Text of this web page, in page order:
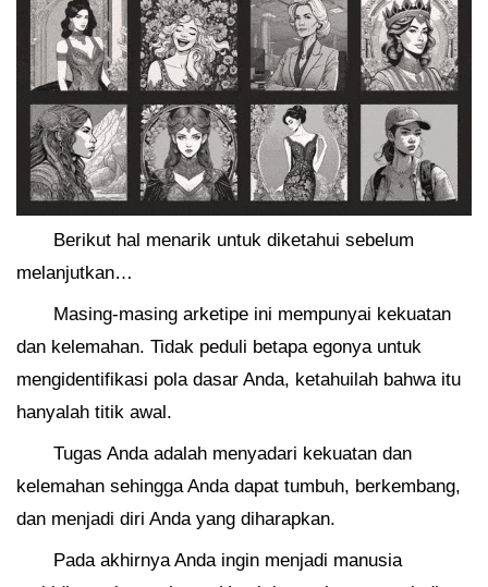
Berikut hal menarik untuk diketahui sebelum
melanjutkan…
Masing-masing arketipe ini mempunyai kekuatan
dan kelemahan. Tidak peduli betapa egonya untuk
mengidentifikasi pola dasar Anda, ketahuilah bahwa itu
hanyalah titik awal.
Tugas Anda adalah menyadari kekuatan dan
kelemahan sehingga Anda dapat tumbuh, berkembang,
dan menjadi diri Anda yang diharapkan.
Pada akhirnya Anda ingin menjadi manusia